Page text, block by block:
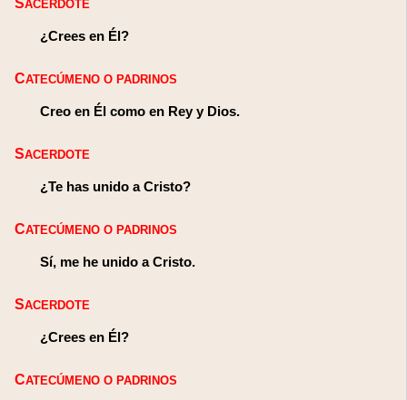
SACERDOTE
¿Crees en Él?
CATECÚMENO O PADRINOS
Creo en Él como en Rey y Dios.
SACERDOTE
¿Te has unido a Cristo?
CATECÚMENO O PADRINOS
Sí, me he unido a Cristo.
SACERDOTE
¿Crees en Él?
CATECÚMENO O PADRINOS